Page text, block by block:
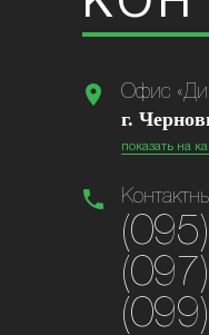
location_on Офис
г.
показать на
phone